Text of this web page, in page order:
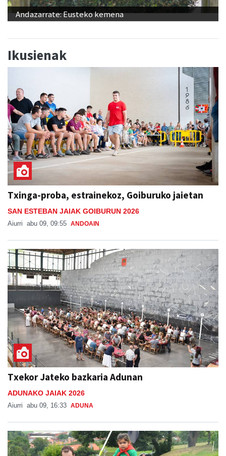
Andazarrate: Eusteko kemena
Ikusienak
Txinga-proba, estrainekoz, Goiburuko jaietan
SAN ESTEBAN JAIAK GOIBURUN 2026
Aiurri abu 09, 09:55 ANDOAIN
Txekor Jateko bazkaria Adunan
ADUNAKO JAIAK 2026
Aiurri abu 09, 16:33 ADUNA